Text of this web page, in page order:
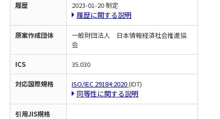
履歴 2023-01-20 制定
履歴に関する説明
原案作成団体
一般財団法人 日本情報経済社会推進協
会
ICS 35.030
対応国際規格 ISO/IEC 29184:2020(IDT)
同等性に関する説明
引用JIS規格